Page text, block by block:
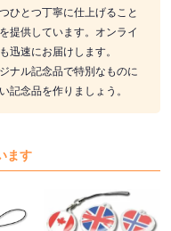
ひとつ丁寧に仕上げること
提供しています。オンライ
迅速にお届けします。
ナル記念品で特別なものに
記念品を作りましょう。
ます